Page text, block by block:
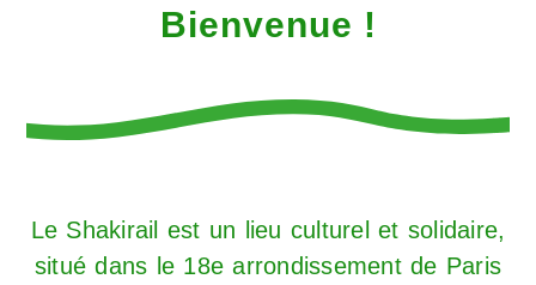
Bienvenue !
Le Shakirail est un lieu culturel et solidaire,
situé dans le 18e arrondissement de Paris